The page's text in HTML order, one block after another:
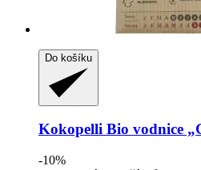
Do košíku
Kokopelli Bio vodnice
-10%